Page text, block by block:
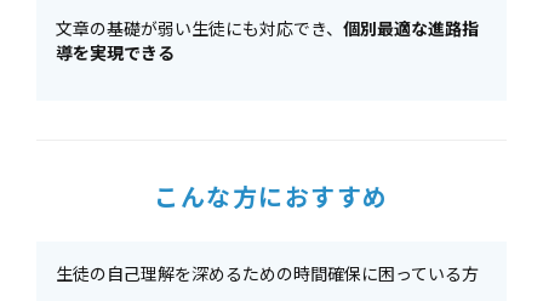
文章の基礎が弱い生徒にも対応でき、 個別最適な進路指
導を実現できる
こんな方におすすめ
生徒の自己理解を深めるための時間確保に困っている方